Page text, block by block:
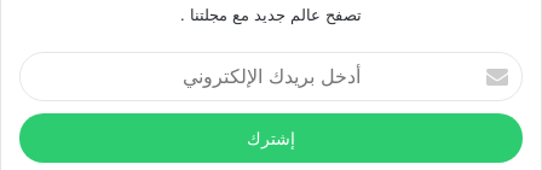
تصفح عالم جديد مع مجلتنا .
أدخل
بريدك
الإلكتروني